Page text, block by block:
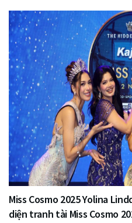
Miss Cosmo 2025 Yolina
diện tranh tài Miss Cosmo